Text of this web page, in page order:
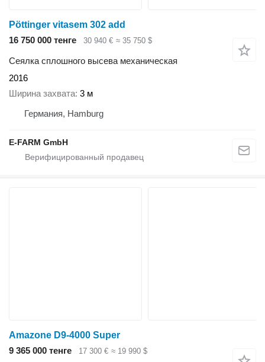
Pöttinger vitasem 302 add
16 750 000 тенге
30 940 € ≈ 35 750 $
Сеялка сплошного высева механическая
2016
Ширина захвата 3 м
Германия, Hamburg
E-FARM GmbH
Amazone D9-4000 Super
9 365 000 тенге
17 300 € ≈ 19 990 $